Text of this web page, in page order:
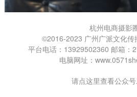
杭州电商摄影
©2016-2023 广州广派文化传
平台电话：13929502360 邮箱：
电脑网址：
请点这里查看公众